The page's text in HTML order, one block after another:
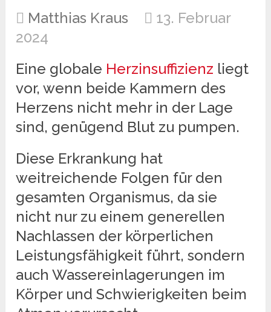
Matthias Kraus
13. Februar
2024
Eine globale Herzinsuffizienz liegt
vor, wenn beide Kammern des
Herzens nicht mehr in der Lage
sind, genügend Blut zu pumpen.
Diese Erkrankung hat
weitreichende Folgen für den
gesamten Organismus, da sie
nicht nur zu einem generellen
Nachlassen der körperlichen
Leistungsfähigkeit führt, sondern
auch Wassereinlagerungen im
Körper und Schwierigkeiten beim